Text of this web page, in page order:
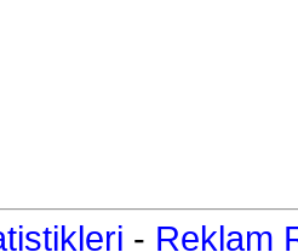
- Reklam